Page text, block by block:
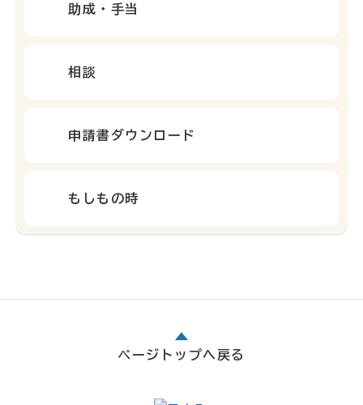
助成・手当
相談
申請書ダウンロード
もしもの時
ページトップへ戻る